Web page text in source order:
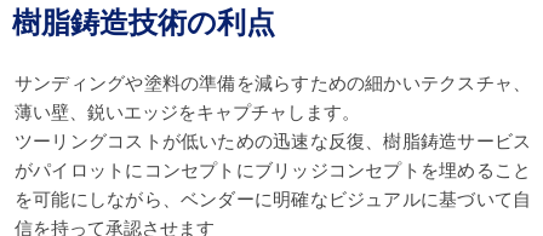
樹脂鋳造技術の利点
サンディングや塗料の準備を減らすための細かいテクスチャ、
薄い壁、鋭いエッジをキャプチャします。
ツーリングコストが低いための迅速な反復、樹脂鋳造サービス
がパイロットにコンセプトにブリッジコンセプトを埋めること
を可能にしながら、ベンダーに明確なビジュアルに基づいて自
信を持って承認させます